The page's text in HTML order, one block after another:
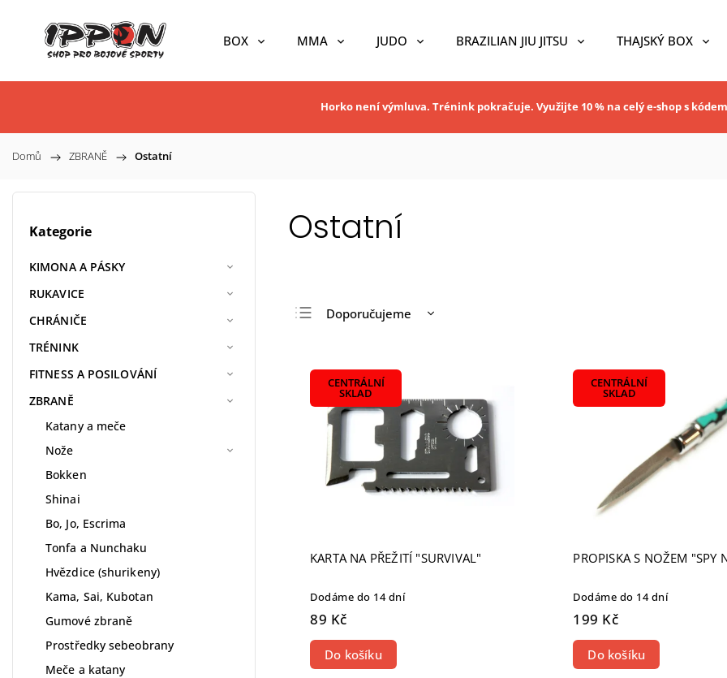
BOX MMA JUDO BRAZILIAN JIU JITSU THAJSKÝ BOX
Horko není výmluva. Trénink pokračuje. Využijte 10 % na celý e-shop s kódem
Domů / ZBRANĚ / Ostatní
Kategorie
KIMONA A PÁSKY
RUKAVICE
CHRÁNIČE
TRÉNINK
FITNESS A POSILOVÁNÍ
ZBRANĚ
Katany a meče
Nože
Bokken
Shinai
Bo, Jo, Escrima
Tonfa a Nunchaku
Hvězdice (shurikeny)
Kama, Sai, Kubotan
Gumové zbraně
Prostředky sebeobrany
Meče a katany
Ostatní
Doporučujeme
Nejdražší
Nejprodávanější
Abecedně
CENTRÁLNÍ
SKLAD
KARTA NA PŘEŽITÍ "SURVIVAL"
Dodáme do 14 dní
89 Kč
Do košíku
CENTRÁLNÍ
SKLAD
PROPISKA S NOŽEM "SPY
Dodáme do 14 dní
199 Kč
Do košíku